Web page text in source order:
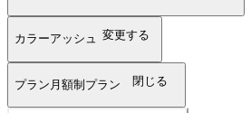
カラーアッシュ 変更する
プラン 月額制プラン 閉じる